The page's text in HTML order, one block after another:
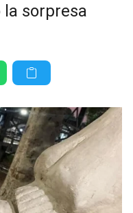
sorpresa